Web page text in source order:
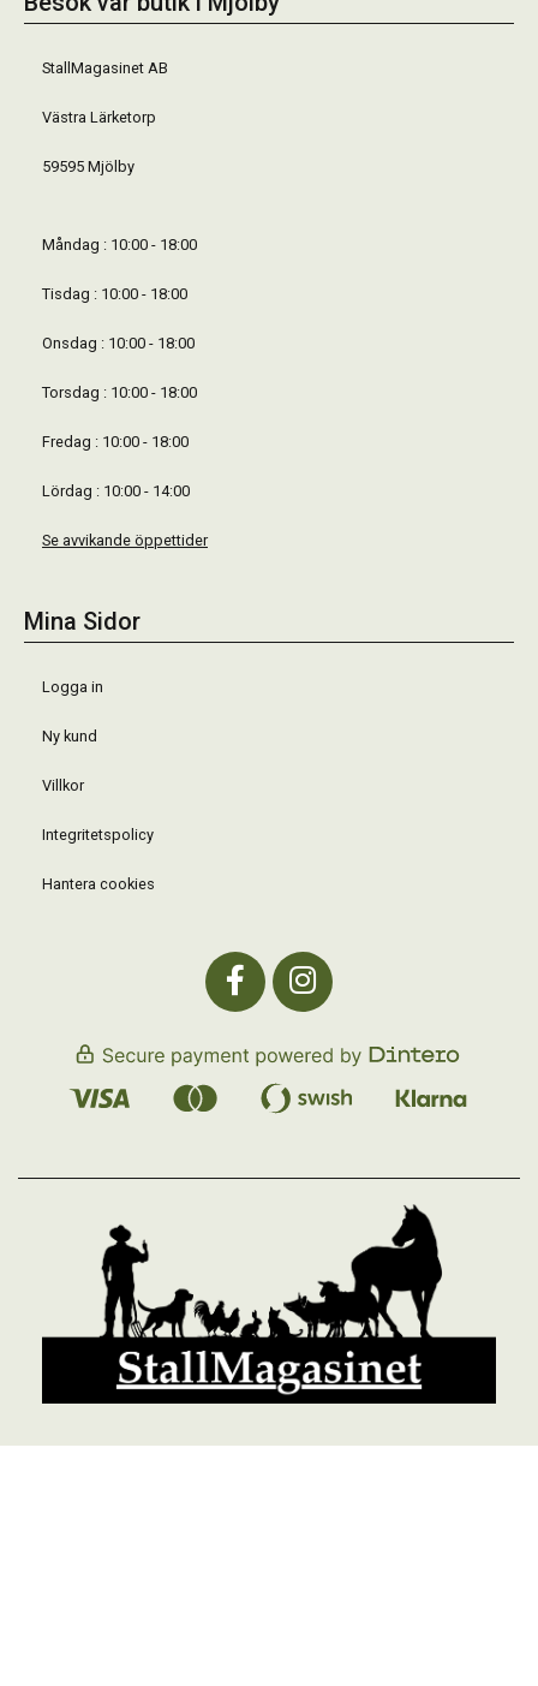
StallMagasinet AB
Västra Lärketorp
59595 Mjölby
Måndag : 10:00 - 18:00
Tisdag : 10:00 - 18:00
Onsdag : 10:00 - 18:00
Torsdag : 10:00 - 18:00
Fredag : 10:00 - 18:00
Lördag : 10:00 - 14:00
Se avvikande öppettider
Mina Sidor
Logga in
Ny kund
Villkor
Integritetspolicy
Hantera cookies